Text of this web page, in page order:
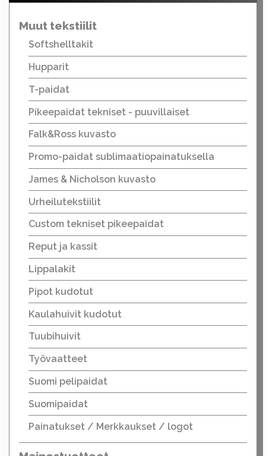
Muut tekstiilit
Softshelltakit
Hupparit
T-paidat
Pikeepaidat tekniset - puuvillaiset
Falk&Ross kuvasto
Promo-paidat sublimaatiopainatuksella
James & Nicholson kuvasto
Urheilutekstiilit
Custom tekniset pikeepaidat
Reput ja kassit
Lippalakit
Pipot kudotut
Kaulahuivit kudotut
Tuubihuivit
Työvaatteet
Suomi pelipaidat
Suomipaidat
Painatukset / Merkkaukset / logot